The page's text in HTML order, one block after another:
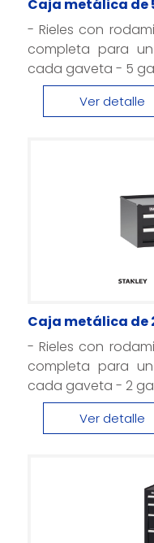
Caja metálica de
- Rieles con
completa para
cada gaveta - 5
Ver detalle
Caja metálica de
- Rieles con
completa para
cada gaveta - 2
Ver detalle